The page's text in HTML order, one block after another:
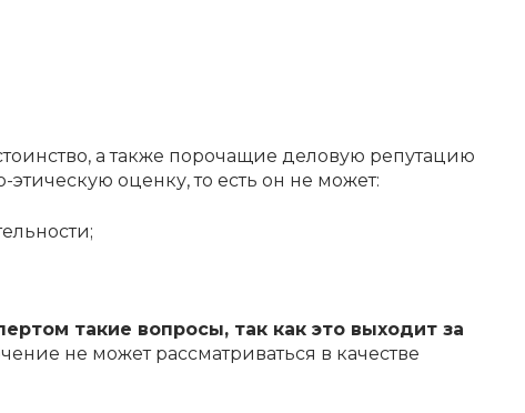
а также порочащие деловую репутацию
оценку, то есть он не может:
такие вопросы, так как это выходит за
не может рассматриваться в качестве